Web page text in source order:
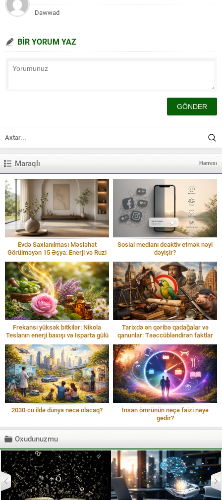
Dawwad
BİR YORUM YAZ
Maraqlı Hamısı
Evdə Saxlanılması Məsləhət
Görülməyən 15 Əşya: Enerji və Ruzi
Sosial medianı deaktiv etmək nəyi
dəyişir?
Frekansı yüksək bitkilər: Nikola
Teslanın enerji baxışı və Isparta gülü
Tarixdə ən qəribə qadağalar və
qanunlar: Təəccübləndirən faktlar
2030-cu ildə dünya necə olacaq?
İnsan ömrünün neçə faizi nəyə
gedir?
Oxudunuzmu